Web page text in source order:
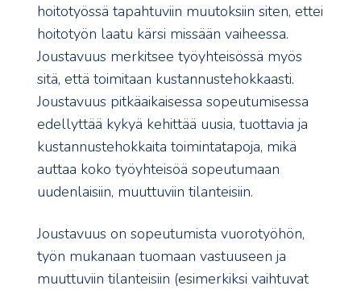
hoitotyössä tapahtuviin muutoksiin siten, ettei
hoitotyön laatu kärsi missään vaiheessa.
Joustavuus merkitsee työyhteisössä myös
sitä, että toimitaan kustannustehokkaasti.
Joustavuus pitkäaikaisessa sopeutumisessa
edellyttää kykyä kehittää uusia, tuottavia ja
kustannustehokkaita toimintatapoja, mikä
auttaa koko työyhteisöä sopeutumaan
uudenlaisiin, muuttuviin tilanteisiin.
Joustavuus on sopeutumista vuorotyöhön,
työn mukanaan tuomaan vastuuseen ja
muuttuviin tilanteisiin (esimerkiksi vaihtuvat